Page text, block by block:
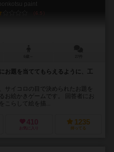
paint
6.5
お題を当ててもらえるように、工
サイコロの目で決められたお題を
お絵かきゲームです。 回答者にお
こらして絵を描...
410
お気に入り
1235
持ってる